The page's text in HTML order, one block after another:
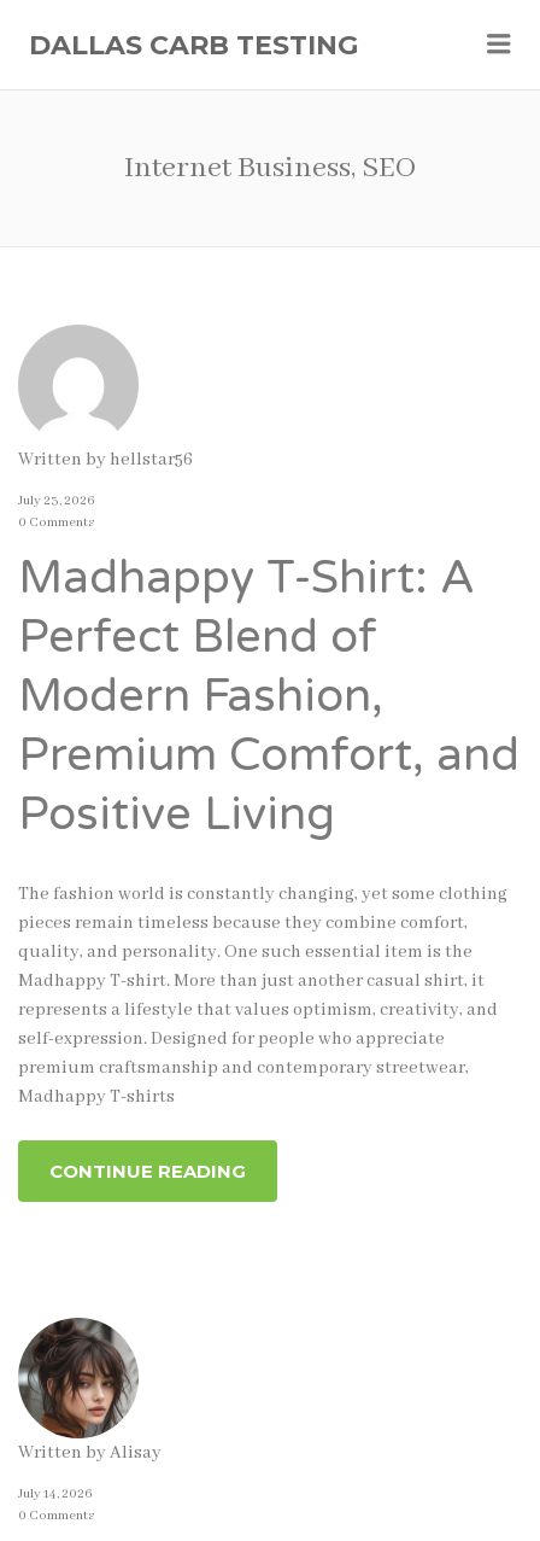
DALLAS CARB TESTING
Internet Business, SEO
Written by hellstar56
July 23, 2026
0 Comments
Madhappy T-Shirt: A
Perfect Blend of
Modern Fashion,
Premium Comfort, and
Positive Living
The fashion world is constantly changing, yet some clothing
pieces remain timeless because they combine comfort,
quality, and personality. One such essential item is the
Madhappy T-shirt. More than just another casual shirt, it
represents a lifestyle that values optimism, creativity, and
self-expression. Designed for people who appreciate
premium craftsmanship and contemporary streetwear,
Madhappy T-shirts
CONTINUE READING
Written byAlisay
July 14, 2026
0 Comments